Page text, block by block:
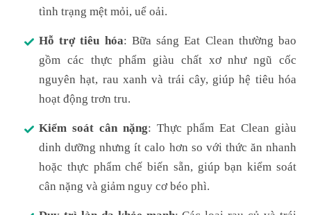
tình trạng mệt mỏi, uể oải.
Hỗ trợ tiêu hóa: Bữa sáng Eat Clean thường bao
gồm các thực phẩm giàu chất xơ như ngũ cốc
nguyên hạt, rau xanh và trái cây, giúp hệ tiêu hóa
hoạt động trơn tru.
Kiểm soát cân nặng: Thực phẩm Eat Clean giàu
dinh dưỡng nhưng ít calo hơn so với thức ăn nhanh
hoặc thực phẩm chế biến sẵn, giúp bạn kiểm soát
cân nặng và giảm nguy cơ béo phì.